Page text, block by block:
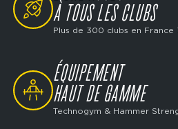
À TOUS LES CLUBS
Plus de 300 clubs en France
SVG
ÉQUIPEMENT
HAUT DE GAMME
Technogym & Hammer